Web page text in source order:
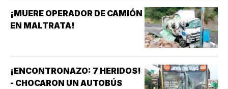
¡MUERE OPERADOR DE CAMIÓN
EN MALTRATA!
¡ENCONTRONAZO: 7 HERIDOS!
- CHOCARON UN AUTOBÚS